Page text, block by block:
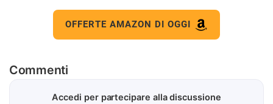
OFFERTE AMAZON DI OGGI
Commenti
Accedi per partecipare alla discussione